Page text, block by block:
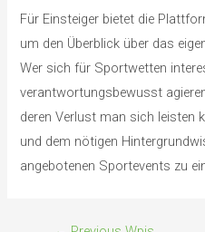
Für Einsteiger bietet die
um den Überblick über das
Wer sich für Sportwetten
verantwortungsbewusst
deren Verlust man sich leisten
und dem nötigen
angebotenen Sportevents zu